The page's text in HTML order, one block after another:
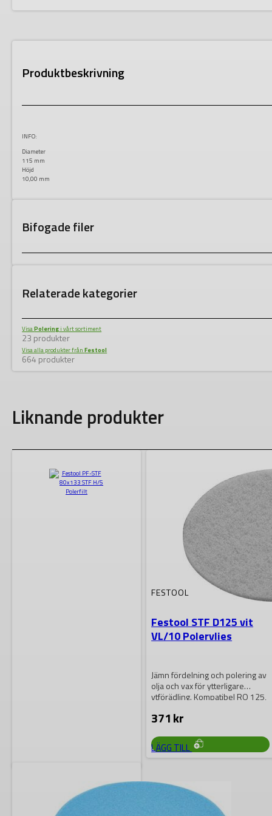
Produktbeskrivning
INFO:
Diameter
115 mm
Höjd
10,00 mm
Bifogade filer
Relaterade kategorier
VisaPolering i vårt sortiment
23 produkter
Visa alla produkter frånFestool
664 produkter
Liknande produkter
Festool PF-STF 80×133
FESTOOL
Festool STF D125 vit
VL/10 Polervlies
Jämn fördelning och polering av
olja och vax för ytterligare
ytförädling. Kompatibel RO 125,
371kr
LÄGG TILL